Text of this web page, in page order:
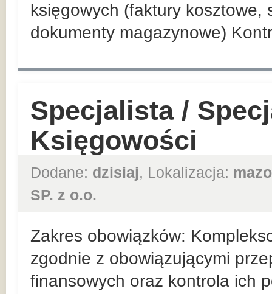
księgowych (faktury
dokumenty magazynowe)
Specjalista /
Księgowości
Dodane: dzisiaj, Lokalizacja:
SP. z o.o.
Zakres obowiązków:
zgodnie z obowiązującymi
finansowych oraz kontrola ich